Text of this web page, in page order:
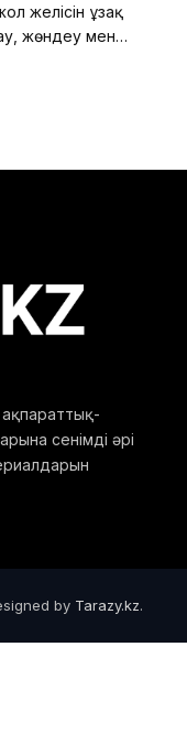
желісін ұзақ
жөндеу мен…
сенімді әрі
by Tarazy.kz.